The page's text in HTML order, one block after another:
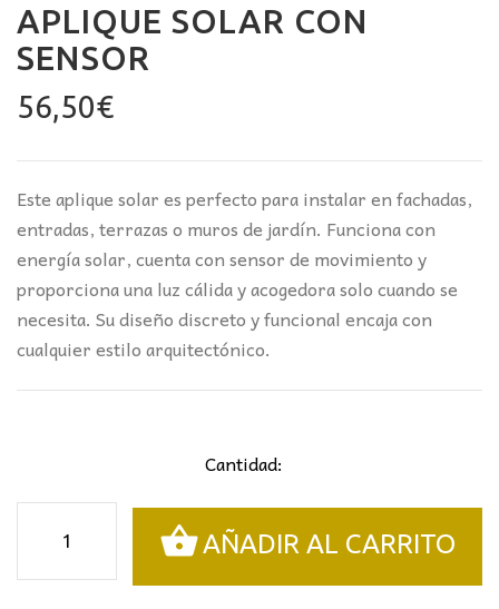
APLIQUE SOLAR CON
SENSOR
56,50€
Este aplique solar es perfecto para instalar en fachadas,
entradas, terrazas o muros de jardín. Funciona con
energía solar, cuenta con sensor de movimiento y
proporciona una luz cálida y acogedora solo cuando se
necesita. Su diseño discreto y funcional encaja con
cualquier estilo arquitectónico.
Cantidad:
SOLAR
CON
AÑADIR AL CARRITO